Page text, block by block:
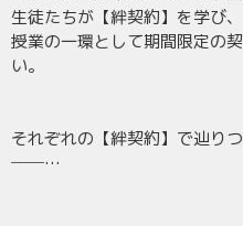
生徒たちが【絆契約】を学び、
授業の一環として期間限定の
い。
それぞれの【絆契約】で辿り
──…